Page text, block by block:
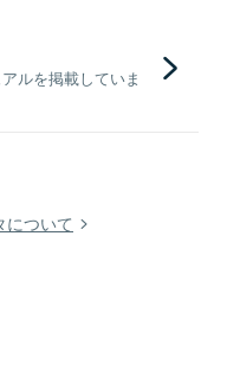
ルを掲載していま
ついて